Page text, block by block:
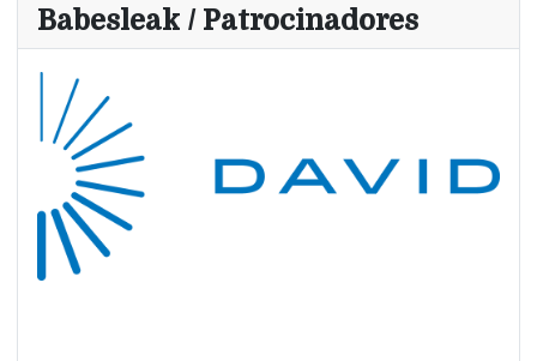
Babesleak / Patrocinadores